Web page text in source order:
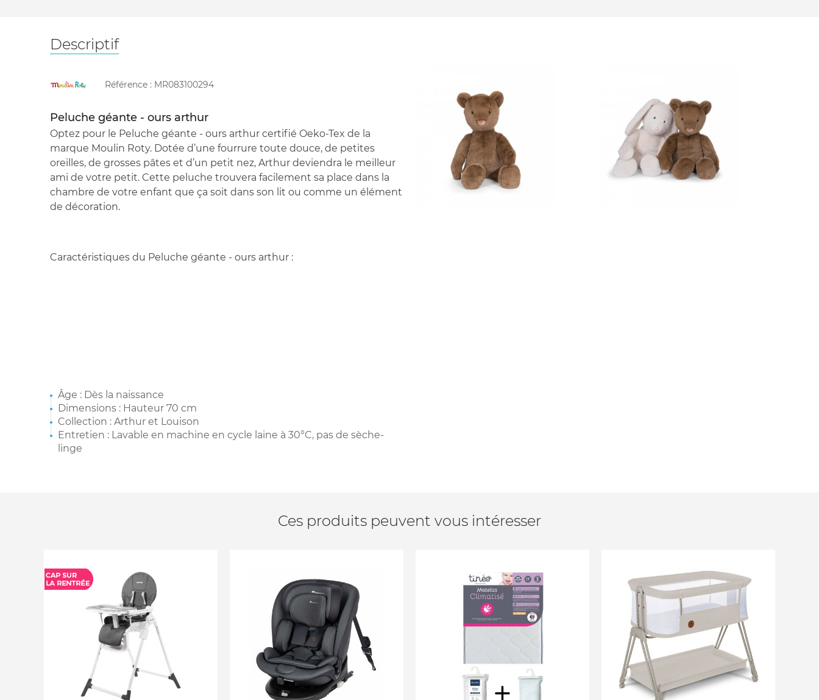
Descriptif
Référence : MR083100294
Peluche géante - ours arthur
Optez pour le Peluche géante - ours arthur certifié Oeko-Tex de la
marque Moulin Roty. Dotée d’une fourrure toute douce, de petites
oreilles, de grosses pâtes et d’un petit nez, Arthur deviendra le meilleur
ami de votre petit. Cette peluche trouvera facilement sa place dans la
chambre de votre enfant que ça soit dans son lit ou comme un élément
de décoration.
Caractéristiques du Peluche géante - ours arthur :
Âge : Dès la naissance
Dimensions : Hauteur 70 cm
Collection : Arthur et Louison
Entretien : Lavable en machine en cycle laine à 30°C, pas de sèche-
linge
Ces produits peuvent vous intéresser